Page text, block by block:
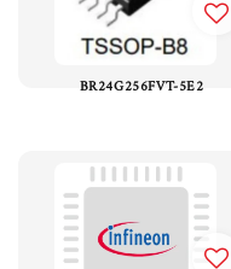
BR24G256FVT-5E2